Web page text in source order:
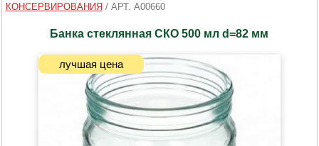
КОНСЕРВИРОВАНИЯ / АРТ. A00660
Банка стеклянная СКО 500 мл d=82 мм